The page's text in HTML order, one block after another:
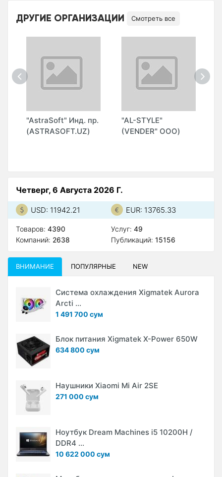
ДРУГИЕ ОРГАНИЗАЦИИ Смотреть все
"AstraSoft" Инд. пр.
(ASTRASOFT.UZ)
"AL-STYLE"
(VENDER" ООО)
Четверг, 6 Августа 2026 Г.
USD: 11942.21 EUR: 13765.33
Товаров: 4390
Компаний: 2638
Услуг: 49
Публикаций: 15156
ВНИМАНИЕ ПОПУЛЯРНЫЕ NEW
Система охлаждения Xigmatek Aurora
Arcti ...
1 491 700 сум
Блок питания Xigmatek X-Power 650W
634 800 сум
Наушники Xiaomi Mi Air 2SE
271 000 сум
Ноутбук Dream Machines i5 10200H /
DDR4 ...
10 622 000 сум